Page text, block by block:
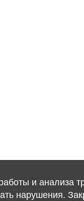
и анализа
нарушения.